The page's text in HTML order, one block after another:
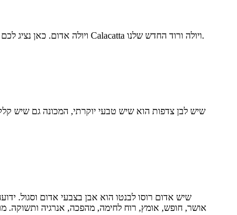
ישנם מספר צבעים שונים של שיש בסדרת Calacatta ויולה. מדובר בשיש Calacatta ויולה לבן, שיש Calacatta ויולה סגול ושיש Calacatta ויולה אדום. כאן נציג לכם את שיש Calacatta ויולה ורוד החדש שלנו.
שיש לבן צדפות הוא שיש טבעי יוקרתי, המכונה גם שיש
שיש אדום רוסו לבנטו הוא אבן בצבעי אדום וסגול.
אושר, חופש, אומץ, רוח לחימה, מהפכה, אנרגיה ותשוקה.